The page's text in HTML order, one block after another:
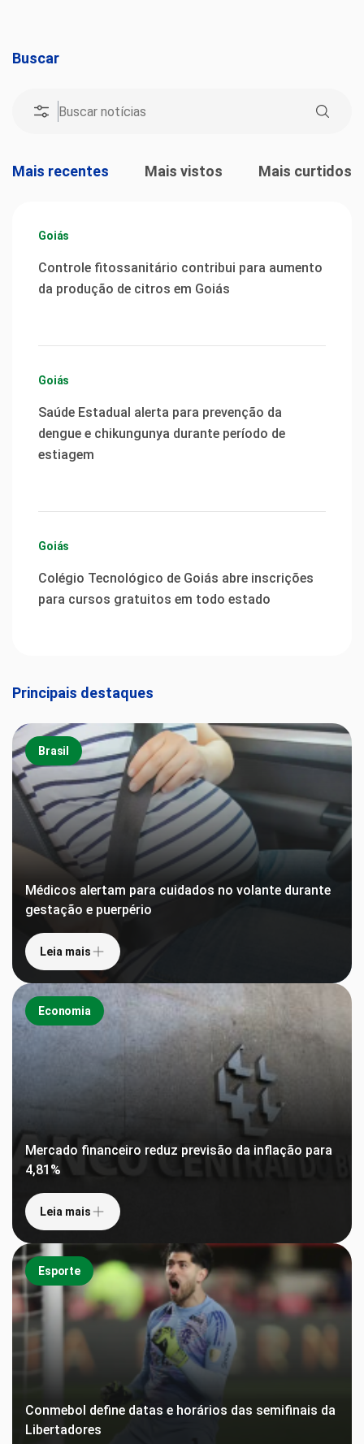
Buscar
Mais recentes Mais vistos Mais curtidos
Goiás
Controle fitossanitário contribui para aumento
da produção de citros em Goiás
Goiás
Saúde Estadual alerta para prevenção da
dengue e chikungunya durante período de
estiagem
Goiás
Colégio Tecnológico de Goiás abre inscrições
para cursos gratuitos em todo estado
Principais destaques
Brasil
Médicos alertam para cuidados no volante durante
gestação e puerpério
Leia mais
Economia
Mercado financeiro reduz previsão da inflação para
4,81%
Leia mais
Esporte
Conmebol define datas e horários das semifinais da
Libertadores